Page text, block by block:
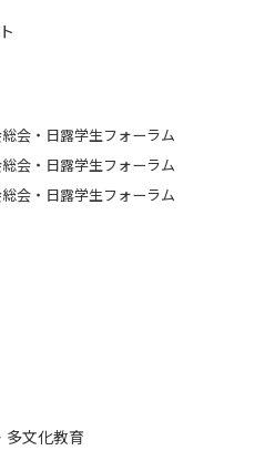
会・日露学生フォーラム
会・日露学生フォーラム
会・日露学生フォーラム
多文化教育